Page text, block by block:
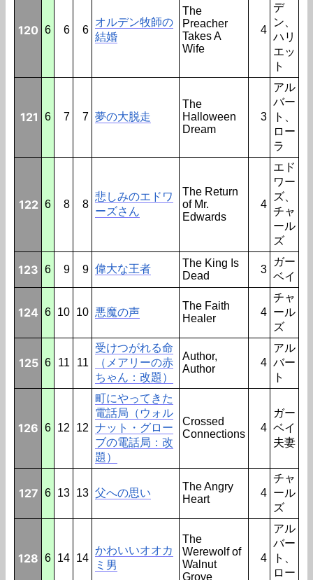
120 6 6 6
オルデン牧師の
結婚
The
Preacher
Takes A
Wife
4
デ
ン、
ハリ
エッ
ト
121 6 7 7 夢の大脱走
The
Halloween
Dream
3
アル
バー
ト、
ロー
ラ
122 6 8 8
悲しみのエドワ
ーズさん
The Return
of Mr.
Edwards
4
エド
ワー
ズ、
チャ
ール
ズ
123 6 9 9 偉大な王者
The King Is
Dead
3
ガー
ベイ
124 6 10 10 悪魔の声
The Faith
Healer
4
チャ
ール
ズ
125 6 11 11
受けつがれる命
（メアリーの赤
ちゃん：改題）
Author,
Author
4
アル
バー
ト
126 6 12 12
町にやってきた
電話局（ウォル
ナット・グロー
ブの電話局：改
題）
Crossed
Connections
4
ガー
ベイ
夫妻
127 6 13 13 父への思い
The Angry
Heart
4
チャ
ール
ズ
128 6 14 14
かわいいオオカ
ミ男
The
Werewolf of
Walnut
Grove
4
アル
バー
ト、
ロー